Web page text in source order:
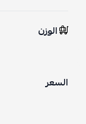
الوزن
السعر